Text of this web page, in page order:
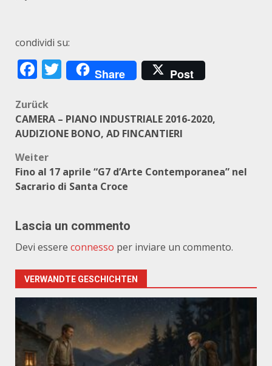
condividi su:
Facebook
Twitter
Share Post
Beitragsnavigation
Zurück
CAMERA – PIANO INDUSTRIALE 2016-2020,
AUDIZIONE BONO, AD FINCANTIERI
Weiter
Fino al 17 aprile “G7 d’Arte Contemporanea” nel
Sacrario di Santa Croce
Lascia un commento
Devi essere connesso per inviare un commento.
VERWANDTE GESCHICHTEN